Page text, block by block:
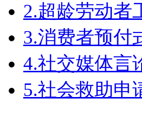
2.超龄劳动者
3.消费者预付
4.社交媒体
5.社会救助申